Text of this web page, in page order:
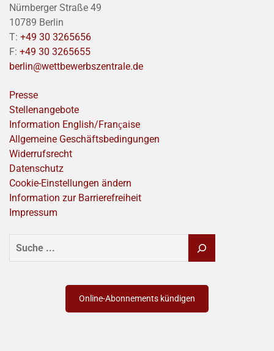
Nürnberger Straße 49
10789 Berlin
T: +49 30 3265656
F: +49 30 3265655
berlin@wettbewerbszentrale.de
Presse
Stellenangebote
Information English/Franҫaise
Allgemeine Geschäftsbedingungen
Widerrufsrecht
Datenschutz
Cookie-Einstellungen ändern
Information zur Barrierefreiheit
Impressum
SUCHEN
Online-Abonnements kündigen